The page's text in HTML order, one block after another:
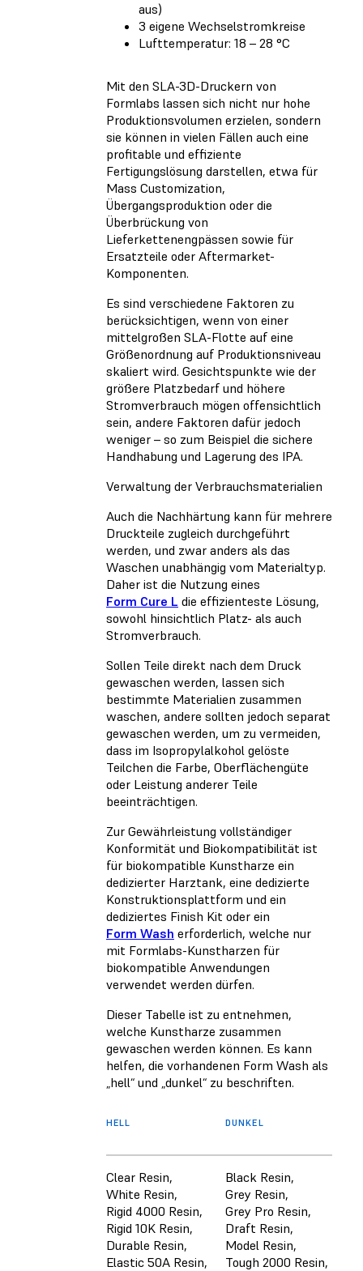
aus)
3 eigene Wechselstromkreise
Lufttemperatur: 18 – 28 °C
Mit den SLA-3D-Druckern von
Formlabs lassen sich nicht nur hohe
Produktionsvolumen erzielen, sondern
sie können in vielen Fällen auch eine
profitable und effiziente
Fertigungslösung darstellen, etwa für
Mass Customization,
Übergangsproduktion oder die
Überbrückung von
Lieferkettenengpässen sowie für
Ersatzteile oder Aftermarket-
Komponenten.
Es sind verschiedene Faktoren zu
berücksichtigen, wenn von einer
mittelgroßen SLA-Flotte auf eine
Größenordnung auf Produktionsniveau
skaliert wird. Gesichtspunkte wie der
größere Platzbedarf und höhere
Stromverbrauch mögen offensichtlich
sein, andere Faktoren dafür jedoch
weniger – so zum Beispiel die sichere
Handhabung und Lagerung des IPA.
Verwaltung der Verbrauchsmaterialien
Auch die Nachhärtung kann für mehrere
Druckteile zugleich durchgeführt
werden, und zwar anders als das
Waschen unabhängig vom Materialtyp.
Daher ist die Nutzung eines
Form Cure L die effizienteste Lösung,
sowohl hinsichtlich Platz- als auch
Stromverbrauch.
Sollen Teile direkt nach dem Druck
gewaschen werden, lassen sich
bestimmte Materialien zusammen
waschen, andere sollten jedoch separat
gewaschen werden, um zu vermeiden,
dass im Isopropylalkohol gelöste
Teilchen die Farbe, Oberflächengüte
oder Leistung anderer Teile
beeinträchtigen.
Zur Gewährleistung vollständiger
Konformität und Biokompatibilität ist
für biokompatible Kunstharze ein
dedizierter Harztank, eine dedizierte
Konstruktionsplattform und ein
dediziertes Finish Kit oder ein
Form Wash erforderlich, welche nur
mit Formlabs-Kunstharzen für
biokompatible Anwendungen
verwendet werden dürfen.
Dieser Tabelle ist zu entnehmen,
welche Kunstharze zusammen
gewaschen werden können. Es kann
helfen, die vorhandenen Form Wash als
„hell“ und „dunkel“ zu beschriften.
HELL DUNKEL
Clear Resin,
White Resin,
Rigid 4000 Resin,
Rigid 10K Resin,
Durable Resin,
Elastic 50A Resin,
Black Resin,
Grey Resin,
Grey Pro Resin,
Draft Resin,
Model Resin,
Tough 2000 Resin,